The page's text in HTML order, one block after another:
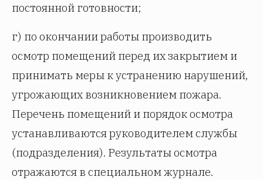
постоянной готовности;
г) по окончании работы производить
осмотр помещений перед их закрытием и
принимать меры к устранению нарушений,
угрожающих возникновением пожара.
Перечень помещений и порядок осмотра
устанавливаются руководителем службы
(подразделения). Результаты осмотра
отражаются в специальном журнале.